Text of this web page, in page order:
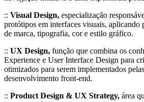
:: Visual Design, especialização
protótipos em interfaces visuais, aplicando
de marca, tipografia, cor e estilo gráfico.
:: UX Design, função que combina os
Experience e User Interface Design para
otimizados para serem implementados
desenvolvimento front-end.
:: Product Design & UX Strategy, área